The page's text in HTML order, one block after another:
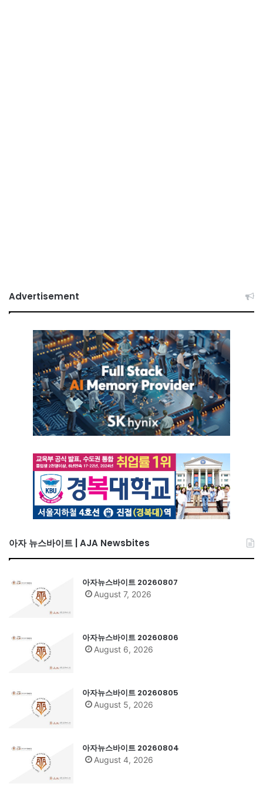
Advertisement
아자 뉴스바이트 | AJA Newsbites
아자뉴스바이트 20260807
August 7, 2026
아자뉴스바이트 20260806
August 6, 2026
아자뉴스바이트 20260805
August 5, 2026
아자뉴스바이트 20260804
August 4, 2026